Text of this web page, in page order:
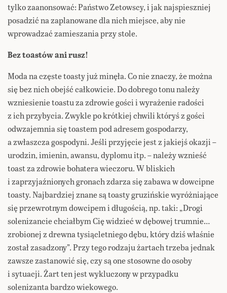
tylko zaanonsować: Państwo Zetowscy, i jak najspieszniej
posadzić na zaplanowane dla nich miejsce, aby nie
wprowadzać zamieszania przy stole.
Bez toastów ani rusz!
Moda na częste toasty już minęła. Co nie znaczy, że można
się bez nich obejść całkowicie. Do dobrego tonu należy
wzniesienie toastu za zdrowie gości i wyrażenie radości
z ich przybycia. Zwykle po krótkiej chwili któryś z gości
odwzajemnia się toastem pod adresem gospodarzy,
a zwłaszcza gospodyni. Jeśli przyjęcie jest z jakiejś okazji –
urodzin, imienin, awansu, dyplomu itp. – należy wznieść
toast za zdrowie bohatera wieczoru. W bliskich
i zaprzyjaźnionych gronach zdarza się zabawa w dowcipne
toasty. Najbardziej znane są toasty gruzińskie wyróżniające
się przewrotnym dowcipem i długością, np. taki: „Drogi
solenizancie chciałbym Cię widzieć w dębowej trumnie…
zrobionej z drewna tysiącletniego dębu, który dziś właśnie
został zasadzony”. Przy tego rodzaju żartach trzeba jednak
zawsze zastanowić się, czy są one stosowne do osoby
i sytuacji. Żart ten jest wykluczony w przypadku
solenizanta bardzo wiekowego.